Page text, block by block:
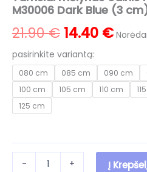
M30006 Dark Blue (3
21.90€ Original
price
was:
21.90 €.
14.40 €
is:
pasirinkite variantą:
080 cm 085 cm 090 cm
100 cm
105 cm 110 cm
125 cm
-
produkto
+ Į